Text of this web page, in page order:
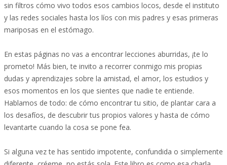
sin filtros cómo vivo todos esos cambios locos, desde el instituto
y las redes sociales hasta los líos con mis padres y esas primeras
mariposas en el estómago.
En estas páginas no vas a encontrar lecciones aburridas, ¡te lo
prometo! Más bien, te invito a recorrer conmigo mis propias
dudas y aprendizajes sobre la amistad, el amor, los estudios y
esos momentos en los que sientes que nadie te entiende.
Hablamos de todo: de cómo encontrar tu sitio, de plantar cara a
los desafíos, de descubrir tus propios valores y hasta de cómo
levantarte cuando la cosa se pone fea.
Si alguna vez te has sentido impotente, confundida o simplemente